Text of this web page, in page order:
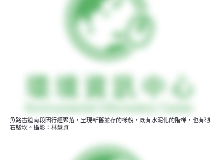
魚路古道南段因行經聚落，呈現新舊並存的樣貌，既有水泥化的階梯，也有砌
石駁坎。攝影：林慧貞